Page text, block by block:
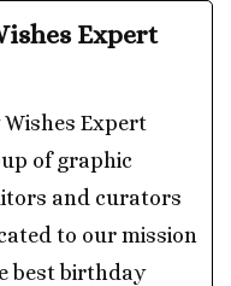
Expert
Expert
of graphic
and curators
to our mission
best birthday